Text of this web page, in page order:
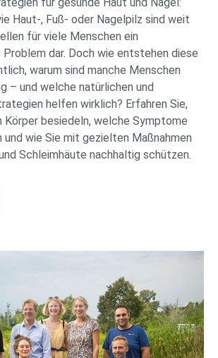
Haut-, Fuß- oder Nagelpilz sind weit
für viele Menschen ein
dar. Doch wie entstehen diese
warum sind manche Menschen
– und welche natürlichen und
helfen wirklich? Erfahren Sie,
Körper besiedeln, welche Symptome
wie Sie mit gezielten Maßnahmen
Schleimhäute nachhaltig schützen.